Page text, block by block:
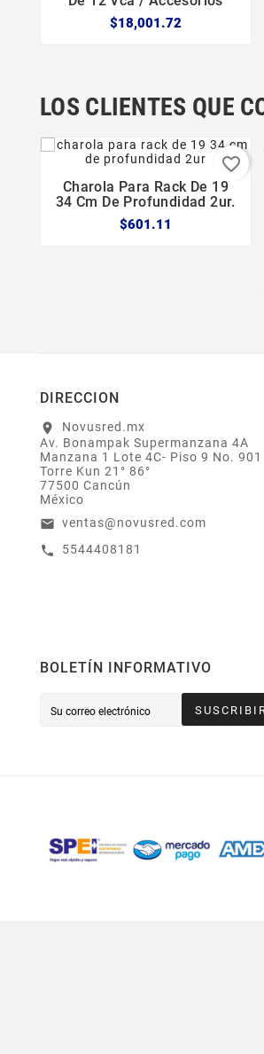
$18,001.72
LOS CLIENTES QUE
  
Charola Para Rack De 19
34 Cm De Profundidad 2ur.
$601.11
favorite_border
DIRECCION
location_on
Novusred.mx
Av. Bonampak Supermanzana 4A
Manzana 1 Lote 4C- Piso 9 No. 901
Torre Kun 21° 86°
77500 Cancún
México
email ventas@novusred.com
call 5544408181
BOLETÍN INFORMATIVO